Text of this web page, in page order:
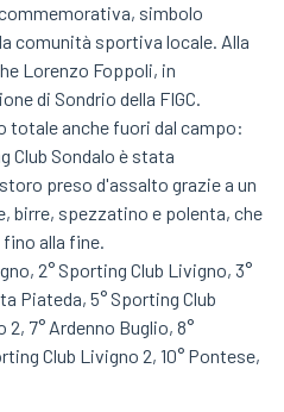
simbolo
comunità sportiva locale. Alla
Lorenzo Foppoli, in
di Sondrio della FIGC.
totale anche fuori dal campo:
Club Sondalo è stata
preso d'assalto grazie a un
birre, spezzatino e polenta, che
alla fine.
2° Sporting Club Livigno, 3°
Piateda, 5° Sporting Club
2, 7° Ardenno Buglio, 8°
Club Livigno 2, 10° Pontese,